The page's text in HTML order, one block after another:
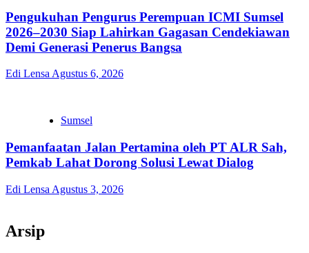
Pengukuhan Pengurus Perempuan ICMI Sumsel
2026–2030 Siap Lahirkan Gagasan Cendekiawan
Demi Generasi Penerus Bangsa
Edi Lensa Agustus 6, 2026
Sumsel
Pemanfaatan Jalan Pertamina oleh PT ALR Sah,
Pemkab Lahat Dorong Solusi Lewat Dialog
Edi Lensa Agustus 3, 2026
Arsip